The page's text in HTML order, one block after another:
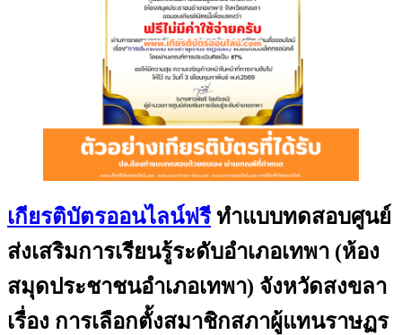
เกียรติบัตรออนไลน์ฟรีทำแบบทดสอบศูนย์
ส่งเสริมการเรียนรู้ระดับอำเภอเทพา (ห้อง
สมุดประชาชนอำเภอเทพา) จังหวัดสงขลา
เรื่อง การเลือกตั้งสมาชิกสภาผู้แทนราษฏร